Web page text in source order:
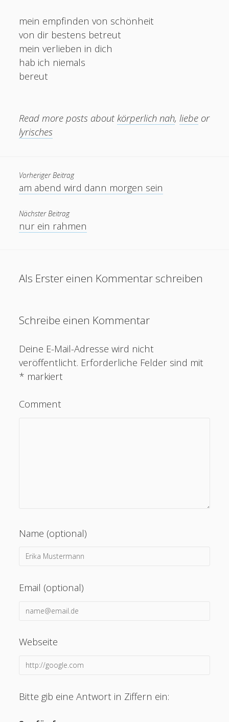
mein empfinden von schönheit
von dir bestens betreut
mein verlieben in dich
hab ich niemals
bereut
Read more posts about körperlich nah,liebe or
lyrisches
Vorheriger Beitrag
am abend wird dann morgen sein
Nächster Beitrag
nur ein rahmen
Als Erster einen Kommentar schreiben
Schreibe einen Kommentar
Deine E-Mail-Adresse wird nicht
veröffentlicht. Erforderliche Felder sind mit
* markiert
Comment
Name (optional)
Email (optional)
Webseite
Bitte gib eine Antwort in Ziffern ein: